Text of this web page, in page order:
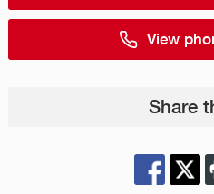
View
Share